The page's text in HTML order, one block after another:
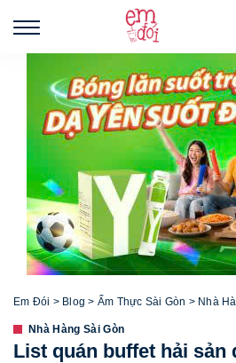
Em Đói > Blog > Ẩm Thực Sài Gòn > Nhà
Nhà Hàng Sài Gòn
List quán buffet hải sản